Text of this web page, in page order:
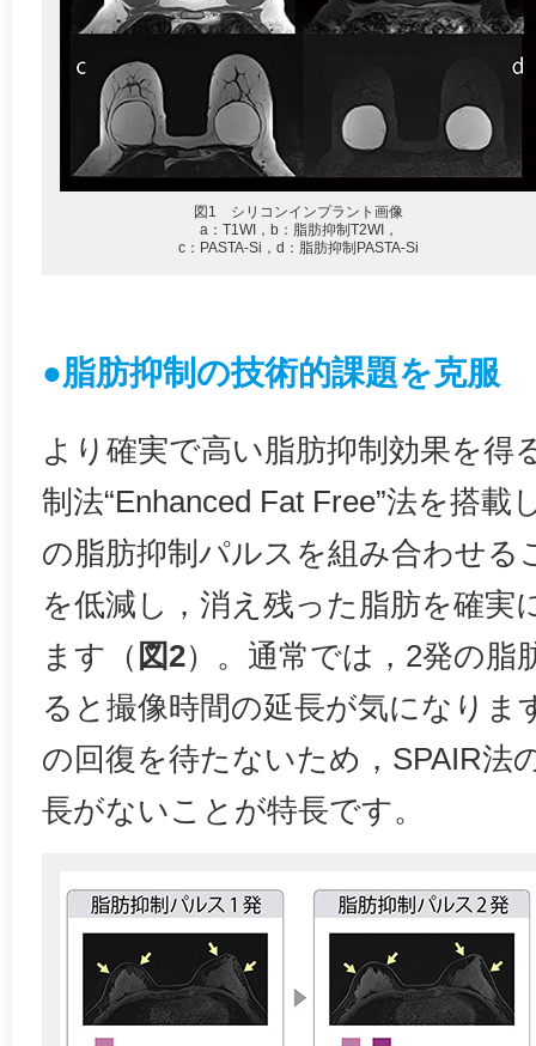
図1 シリコンインプラント画像
a：T1WI，b：脂肪抑制T2WI，
c：PASTA-Si，d：脂肪抑制PASTA-Si
●脂肪抑制の技術的課題を克服
より確実で高い脂肪抑制効果を得
制法“Enhanced Fat Free”法を搭載
の脂肪抑制パルスを組み合わせる
を低減し，消え残った脂肪を確実
ます（ 図2）。通常では，2発の脂
ると撮像時間の延長が気になりま
の回復を待たないため，SPAIR法
長がないことが特長です。